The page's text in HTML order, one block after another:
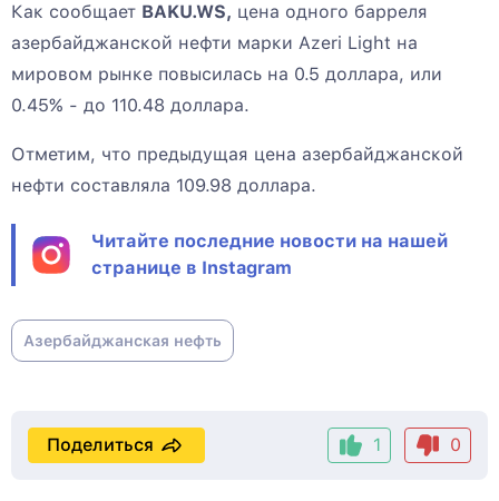
Как сообщает BAKU.WS, цена одного барреля
азербайджанской нефти марки Azeri Light на
мировом рынке повысилась на 0.5 доллара, или
0.45% - до 110.48 доллара.
Отметим, что предыдущая цена азербайджанской
нефти составляла 109.98 доллара.
Читайте последние новости на нашей
странице в Instagram
Азербайджанская нефть
1 0
Поделиться